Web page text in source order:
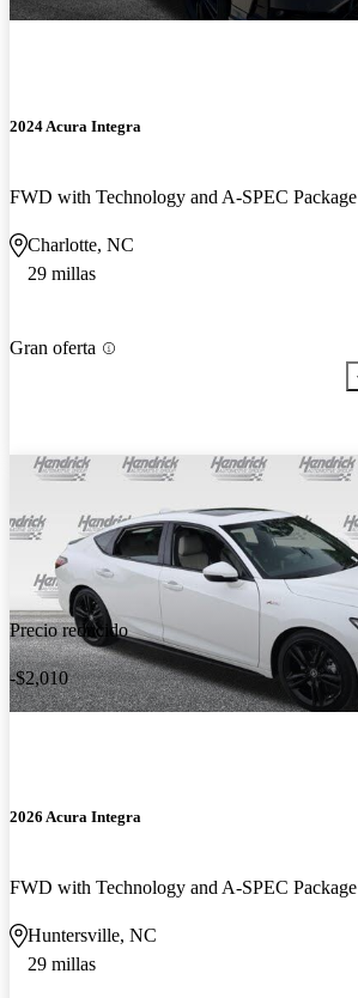
2024 Acura Integra
FWD with Technology and A-SPEC Package
Charlotte, NC
29 millas
Gran oferta
Precio reducido
-$2,010
2026 Acura Integra
FWD with Technology and A-SPEC Package
Huntersville, NC
29 millas